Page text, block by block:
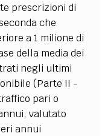
prescrizioni di
che
a 1 milione di
della media dei
negli ultimi
(Parte II -
pari o
valutato
annui